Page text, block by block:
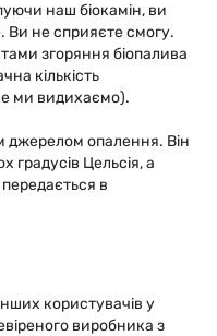
наш біокамін, ви
Ви не сприяєте смогу.
згоряння біопалива
кількість
ми видихаємо).
джерелом опалення. Він
градусів Цельсія, а
в
користувачів у
виробника з